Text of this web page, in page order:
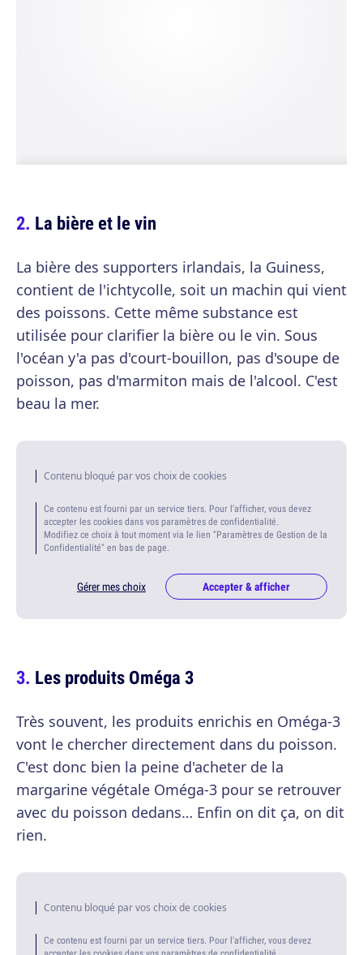
La bière et le vin
La bière des supporters irlandais, la Guiness,
contient de l'ichtycolle, soit un machin qui vient
des poissons. Cette même substance est
utilisée pour clarifier la bière ou le vin. Sous
l'océan y'a pas d'court-bouillon, pas d'soupe de
poisson, pas d'marmiton mais de l'alcool. C'est
beau la mer.
Contenu bloqué par vos choix de cookies
Ce contenu est fourni par un service tiers. Pour l'afficher, vous devez
accepter les cookies dans vos paramètres de confidentialité.
Modifiez ce choix à tout moment via le lien "Paramètres de Gestion de la
Confidentialité" en bas de page.
Gérer mes choix Accepter & afficher
Les produits Oméga 3
Très souvent, les produits enrichis en Oméga-3
vont le chercher directement dans du poisson.
C'est donc bien la peine d'acheter de la
margarine végétale Oméga-3 pour se retrouver
avec du poisson dedans… Enfin on dit ça, on dit
rien.
Contenu bloqué par vos choix de cookies
Ce contenu est fourni par un service tiers. Pour l'afficher, vous devez